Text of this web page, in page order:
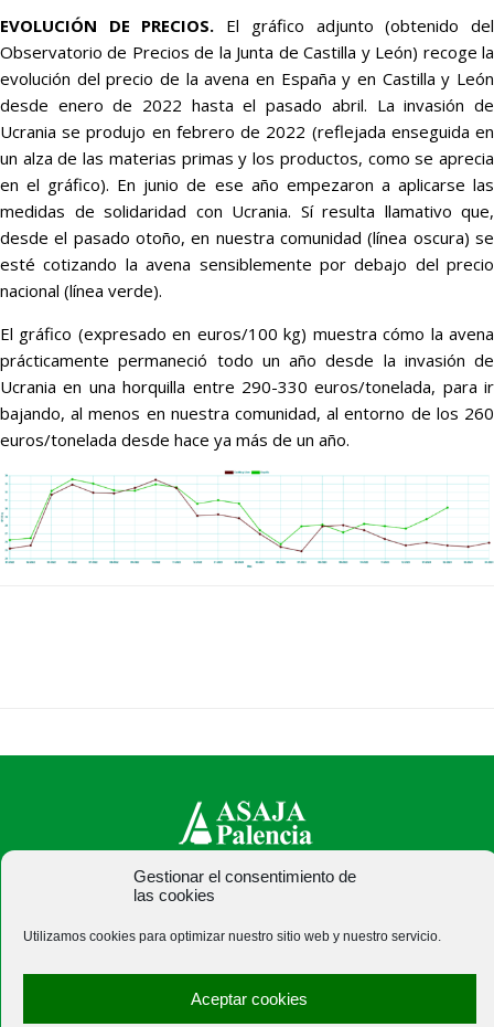
Gestionar el consentimiento de
las cookies
Utilizamos cookies para optimizar nuestro sitio web y nuestro servicio.
Aceptar cookies
EVOLUCIÓN DE PRECIOS. El gráfico adjunto (obtenido del
Observatorio de Precios de la Junta de Castilla y León) recoge la
evolución del precio de la avena en España y en Castilla y León
desde enero de 2022 hasta el pasado abril. La invasión de
Ucrania se produjo en febrero de 2022 (reflejada enseguida en
un alza de las materias primas y los productos, como se aprecia
en el gráfico). En junio de ese año empezaron a aplicarse las
medidas de solidaridad con Ucrania. Sí resulta llamativo que,
desde el pasado otoño, en nuestra comunidad (línea oscura) se
esté cotizando la avena sensiblemente por debajo del precio
nacional (línea verde).
El gráfico (expresado en euros/100 kg) muestra cómo la avena
prácticamente permaneció todo un año desde la invasión de
Ucrania en una horquilla entre 290-330 euros/tonelada, para ir
bajando, al menos en nuestra comunidad, al entorno de los 260
euros/tonelada desde hace ya más de un año.
ASAJA Palencia - Jóvenes Agricultores
España · Tel.: +34 979 752 344 ·
asajapalencia@asajapalencia.com